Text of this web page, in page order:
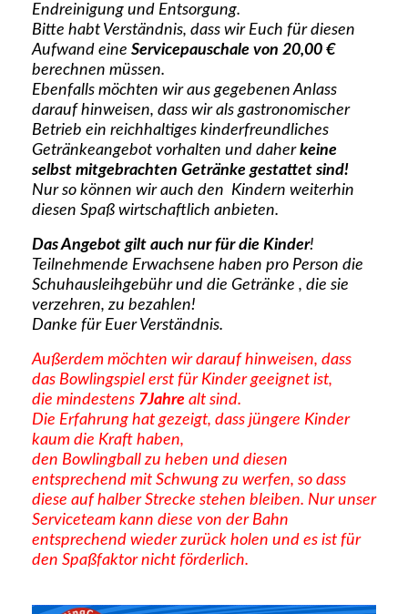
Endreinigung und Entsorgung.
Bitte habt Verständnis, dass wir Euch für diesen
Aufwand eine Servicepauschale von 20,00 €
berechnen müssen.
Ebenfalls möchten wir aus gegebenen Anlass
darauf hinweisen, dass wir als gastronomischer
Betrieb ein reichhaltiges kinderfreundliches
Getränkeangebot vorhalten und daherkeine
selbst mitgebrachten Getränke gestattet sind!
Nur so können wir auch den Kindern weiterhin
diesen Spaß wirtschaftlich anbieten.
Das Angebot gilt auch nur für die Kinder!
Teilnehmende Erwachsene haben pro Person die
Schuhausleihgebühr und die Getränke , die sie
verzehren, zu bezahlen!
Danke für Euer Verständnis.
Außerdem möchten wir darauf hinweisen, dass
das Bowlingspiel erst für Kinder geeignet ist,
die mindestens 7Jahre alt sind.
Die Erfahrung hat gezeigt, dass jüngere Kinder
kaum die Kraft haben,
den Bowlingball zu heben und diesen
entsprechend mit Schwung zu werfen, so dass
diese auf halber Strecke stehen bleiben. Nur unser
Serviceteam kann diese von der Bahn
entsprechend wieder zurück holen und es ist für
den Spaßfaktor nicht förderlich.